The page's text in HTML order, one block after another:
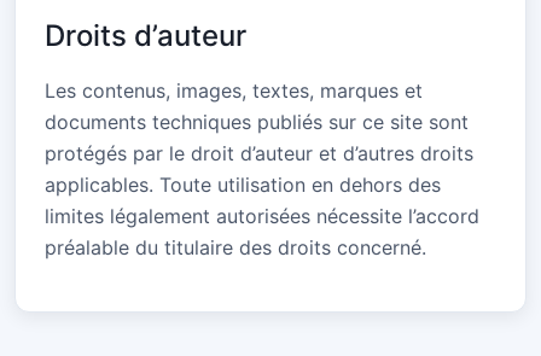
Droits d’auteur
Les contenus, images, textes, marques et
documents techniques publiés sur ce site sont
protégés par le droit d’auteur et d’autres droits
applicables. Toute utilisation en dehors des
limites légalement autorisées nécessite l’accord
préalable du titulaire des droits concerné.